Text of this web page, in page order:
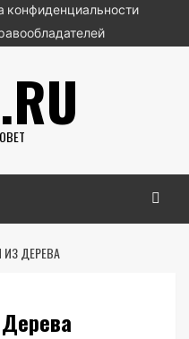
конфиденциальности
ДЕРЕВА